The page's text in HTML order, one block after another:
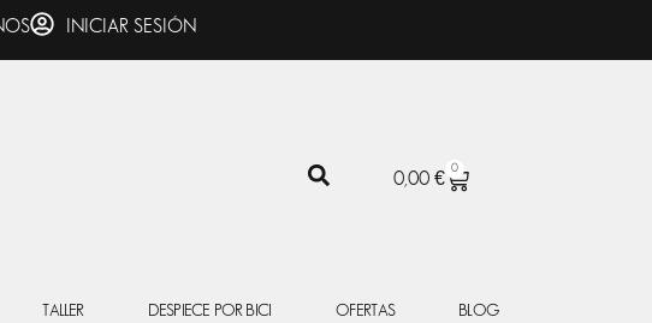
INICIAR SESIÓN
0,00 €
0
CARRITO
TALLER DESPIECE POR BICI OFERTAS BLOG